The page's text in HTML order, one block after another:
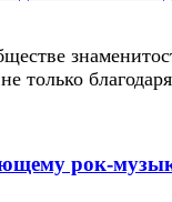
только
рок-